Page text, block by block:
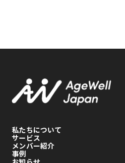
私たちについて
サービス
メンバー紹介
事例